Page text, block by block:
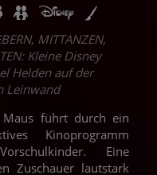
MITTANZEN,
Kleine Disney
Helden auf der
Leinwand
Maus führt durch ein
Kinoprogramm
Eine
Zuschauer lautstark